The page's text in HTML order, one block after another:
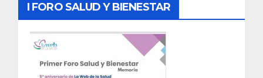
I FORO SALUD Y BIENESTAR